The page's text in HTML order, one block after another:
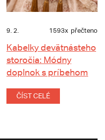
9. 2. 1593x přečteno
Kabelky devätnásteho
storočia: Módny
doplnok s príbehom
ČÍST CELÉ